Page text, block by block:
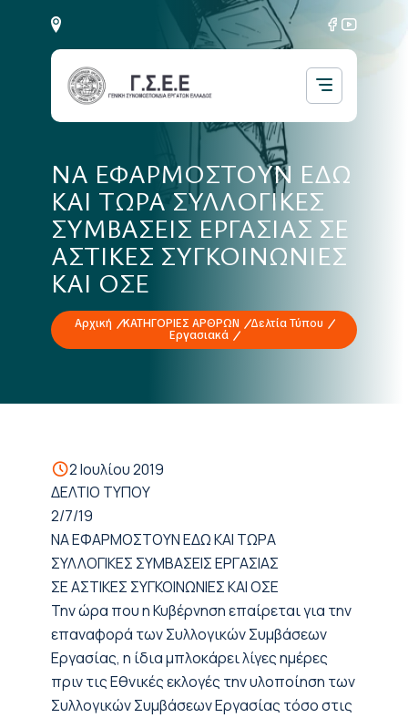
ΝΑ ΕΦΑΡΜΟΣΤΟΥΝ ΕΔΩ
ΚΑΙ ΤΩΡΑ ΣΥΛΛΟΓΙΚΕΣ
ΣΥΜΒΑΣΕΙΣ ΕΡΓΑΣΙΑΣ ΣΕ
ΑΣΤΙΚΕΣ ΣΥΓΚΟΙΝΩΝΙΕΣ
ΚΑΙ ΟΣΕ
Αρχική ΚΑΤΗΓΟΡΙΕΣ ΑΡΘΡΩΝ
Δελτία Τύπου
Εργασιακά
2 Ιουλίου 2019
ΔΕΛΤΙΟ ΤΥΠΟΥ
2/7/19
ΝΑΕΦΑΡΜΟΣΤΟΥΝΕΔΩ ΚΑΙ ΤΩΡΑ
ΣΥΛΛΟΓΙΚΕΣ ΣΥΜΒΑΣΕΙΣ ΕΡΓΑΣΙΑΣ
ΣΕ ΑΣΤΙΚΕΣ ΣΥΓΚΟΙΝΩΝΙΕΣ ΚΑΙ ΟΣΕ
Την ώρα που ηΚυβέρνηση επαίρεται για την
επαναφορά τωνΣυλλογικώνΣυμβάσεων
Εργασίας, η ίδια μπλοκάρει λίγες ημέρες
πριν τιςΕθνικές εκλογές τηνυλοποίηση των
ΣυλλογικώνΣυμβάσεωνΕργασίας τόσο στις